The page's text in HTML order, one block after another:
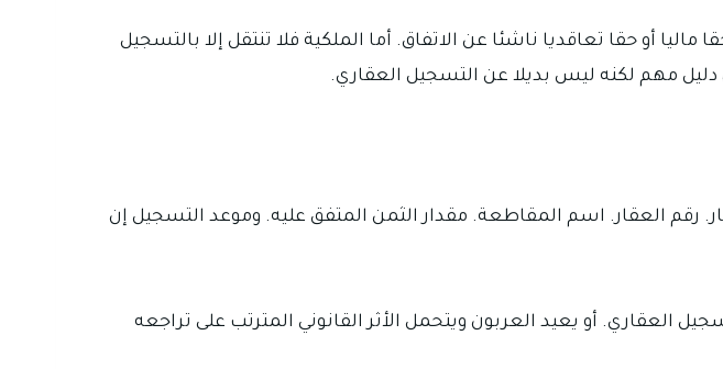
أو حقا تعاقديا ناشئا عن الاتفاق. أما الملكية فلا تنتقل إلا بالتسجيل
مهم لكنه ليس بديلا عن التسجيل العقاري.
رقم العقار. اسم المقاطعة. مقدار الثمن المتفق عليه. وموعد التسجيل إن
العقاري. أو يعيد العربون ويتحمل الأثر القانوني المترتب على تراجعه